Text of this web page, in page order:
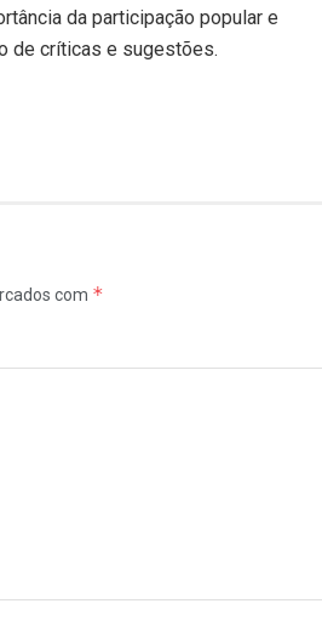
da participação popular e
de críticas e sugestões.
com *